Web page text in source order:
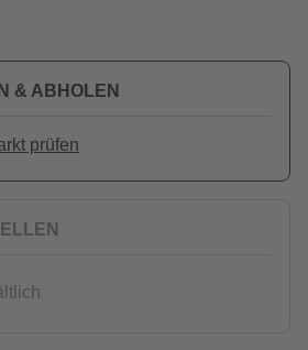
& ABHOLEN
prüfen